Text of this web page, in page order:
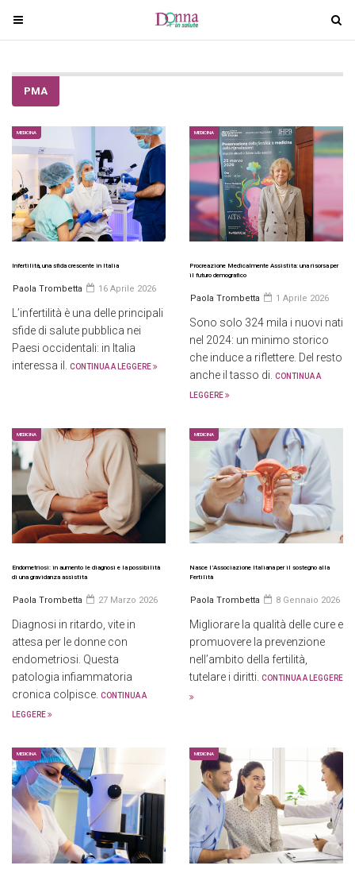
T
o
g
n
a
v
i
g
a
i
o
T
o
g
n
a
g
a
i
PMA
MEDICINA
Infertilità, una sfida crescente in Italia
Paola Trombetta 16 Aprile 2026
L’infertilità è una delle principali
sfide di salute pubblica nei
Paesi occidentali: in Italia
interessa il. CONTINUA A LEGGERE
MEDICINA
Procreazione Medicalmente Assistita: una risorsa per
il futuro demografico
Paola Trombetta 1 Aprile 2026
Sono solo 324 mila i nuovi nati
nel 2024: un minimo storico
che induce a riflettere. Del resto
anche il tasso di. CONTINUA A
LEGGERE
MEDICINA
Endometriosi: in aumento le diagnosi e la possibilità
di una gravidanza assistita
Paola Trombetta 27 Marzo 2026
Diagnosi in ritardo, vite in
attesa per le donne con
endometriosi. Questa
patologia infiammatoria
cronica colpisce. CONTINUA A
LEGGERE
MEDICINA
Nasce l’Associazione Italiana per il sostegno alla
Fertilità
Paola Trombetta 8 Gennaio 2026
Migliorare la qualità delle cure e
promuovere la prevenzione
nell’ambito della fertilità,
tutelare i diritti. CONTINUA A LEGGERE
MEDICINA MEDICINA